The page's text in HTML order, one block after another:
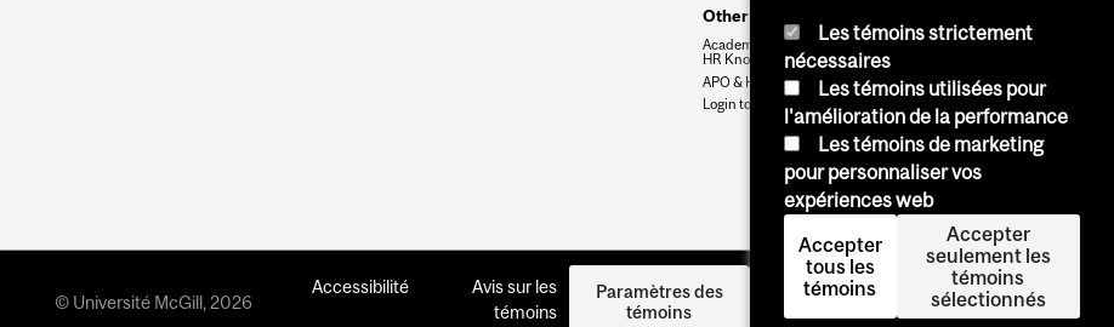
Other resources
Academic & Administrative
HR Knowledge Base
APO & HR Service Portal
Login to Workday
© Université McGill, 2026
Accessibilité
Avis sur les
témoins
Paramètres des
témoins
Se
connecter
Les témoins strictement
nécessaires
Les témoins utilisées pour
l'amélioration de la performance
Les témoins de marketing
pour personnaliser vos
expériences web
Accepter
tous les
témoins
Accepter
seulement les
témoins
sélectionnés